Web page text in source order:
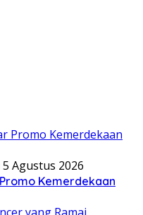
5 Agustus 2026
Kemerdekaan